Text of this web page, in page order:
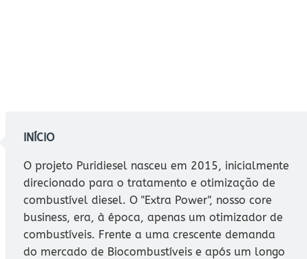
INÍCIO
O projeto Puridiesel nasceu em 2015, inicialmente
direcionado para o tratamento e otimização de
combustível diesel. O "Extra Power", nosso core
business, era, à época, apenas um otimizador de
combustíveis. Frente a uma crescente demanda
do mercado de Biocombustíveis e após um longo